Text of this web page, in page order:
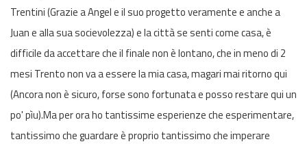
Trentini (Grazie a Angel e il suo progetto veramente e anche a
Juan e alla sua socievolezza) e la città se senti come casa, è
difficile da accettare che il finale non è lontano, che in meno di 2
mesi Trento non va a essere la mia casa, magari mai ritorno qui
(Ancora non è sicuro, forse sono fortunata e posso restare qui un
po' pìu).Ma per ora ho tantissime esperienze che esperimentare,
tantissimo che guardare è proprio tantissimo che imperare